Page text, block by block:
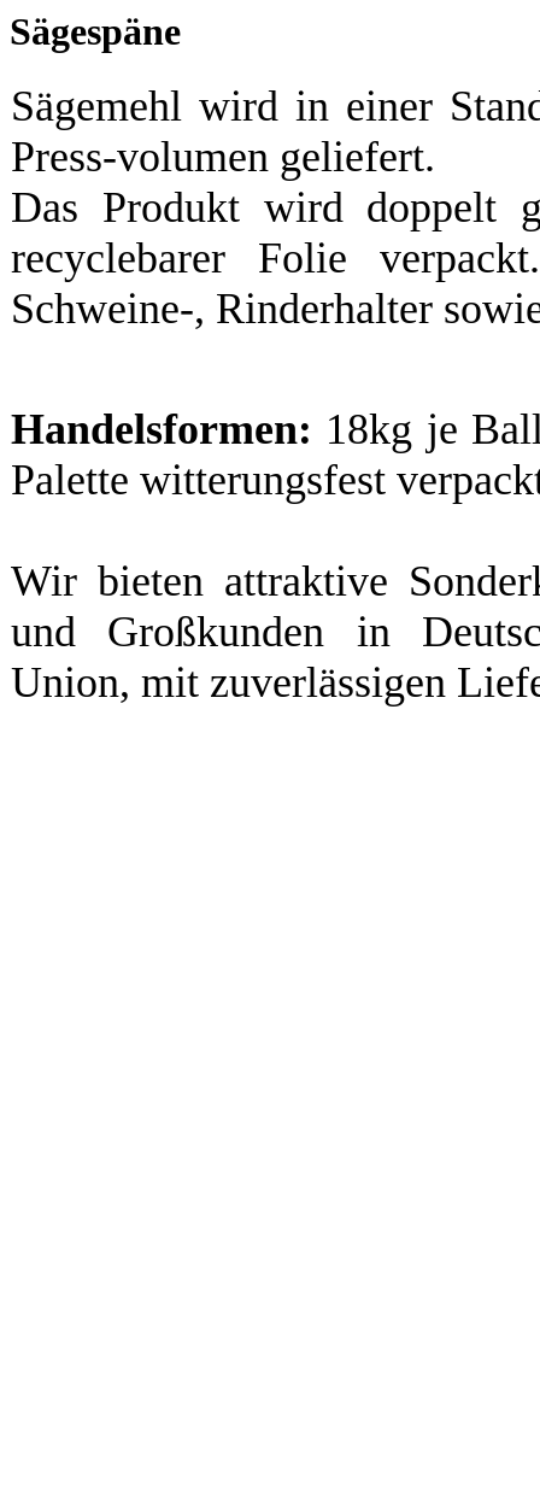
Sägespäne
Sägemehl wird in einer
Press-volumen geliefert.
Das Produkt wird doppelt
recyclebarer Folie
Schweine-, Rinderhalter
Handelsformen: 18kg je
Palette witterungsfest
Wir bieten attraktive
und Großkunden in
Union, mit zuverlässigen